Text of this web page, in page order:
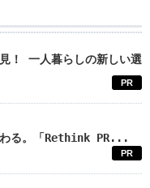
！ 一人暮らしの新しい選
PR
わる。「Rethink PR...
PR